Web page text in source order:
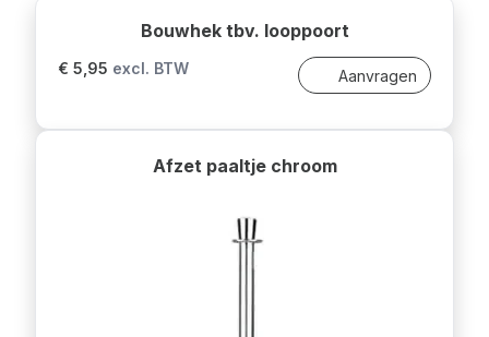
Bouwhek tbv. looppoort
€ 5,95 excl. BTW Aanvragen
Afzet paaltje chroom